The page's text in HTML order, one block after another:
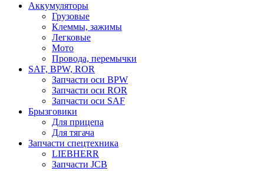
Аккумуляторы
Грузовые
Клеммы, зажимы
Легковые
Мото
Провода, перемычки
SAF, BPW, ROR
Запчасти оси BPW
Запчасти оси ROR
Запчасти оси SAF
Брызговики
Для прицепа
Для тягача
Запчасти спецтехника
LIEBHERR
Запчасти JCB